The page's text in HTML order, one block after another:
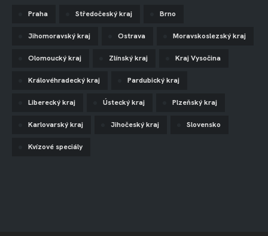
Praha Středočeský kraj Brno
Jihomoravský kraj Ostrava Moravskoslezský kraj
Olomoucký kraj Zlínský kraj Kraj Vysočina
Královéhradecký kraj Pardubický kraj
Liberecký kraj Ústecký kraj Plzeňský kraj
Karlovarský kraj Jihočeský kraj Slovensko
Kvízové speciály